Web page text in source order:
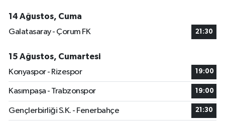
14 Ağustos, Cuma
Galatasaray - Çorum FK
21:30
15 Ağustos, Cumartesi
Konyaspor - Rizespor
19:00
Kasımpaşa - Trabzonspor 19:00
Gençlerbirliği S.K. - Fenerbahçe 21:30